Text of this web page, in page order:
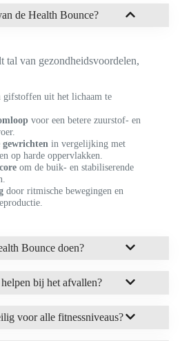
de Health Bounce?
tal van gezondheidsvoordelen,
gifstoffen uit het lichaam te
voor een betere zuurstof- en
in vergelijking met
op harde oppervlakken.
om de buik- en stabiliserende
door ritmische bewegingen en
Bounce doen?
bij het afvallen?
voor alle fitnessniveaus?